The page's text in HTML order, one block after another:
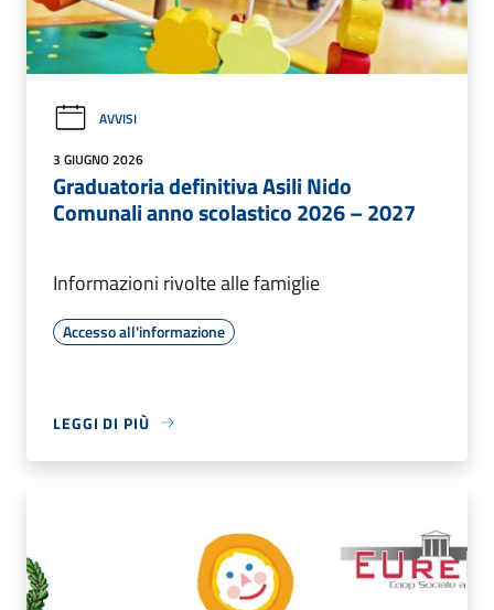
AVVISI
3 GIUGNO 2026
Graduatoria definitiva Asili Nido
Comunali anno scolastico 2026 – 2027
Informazioni rivolte alle famiglie
Accesso all'informazione
LEGGI DI PIÙ